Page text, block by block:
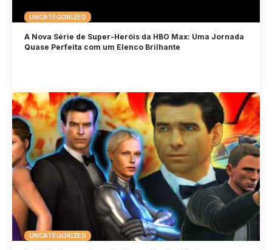
UNCATEGORIZED
A Nova Série de Super-Heróis da HBO Max: Uma Jornada
Quase Perfeita com um Elenco Brilhante
UNCATEGORIZED